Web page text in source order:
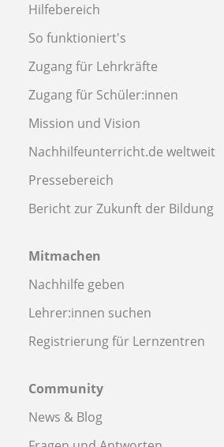
Hilfebereich
So funktioniert's
Zugang für Lehrkräfte
Zugang für Schüler:innen
Mission und Vision
Nachhilfeunterricht.de weltweit
Pressebereich
Bericht zur Zukunft der Bildung
Mitmachen
Nachhilfe geben
Lehrer:innen suchen
Registrierung für Lernzentren
Community
News & Blog